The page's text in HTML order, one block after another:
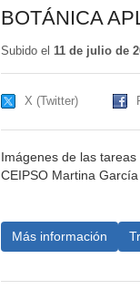
BOTÁNICA
Subido el 11 de julio de
X (Twitter)
Imágenes de las
CEIPSO Martina
Más información